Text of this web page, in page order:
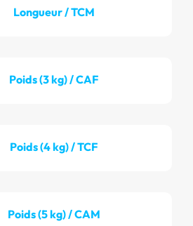
Longueur / TCM
Poids (3 kg) / CAF
Poids (4 kg) / TCF
Poids (5 kg) / CAM